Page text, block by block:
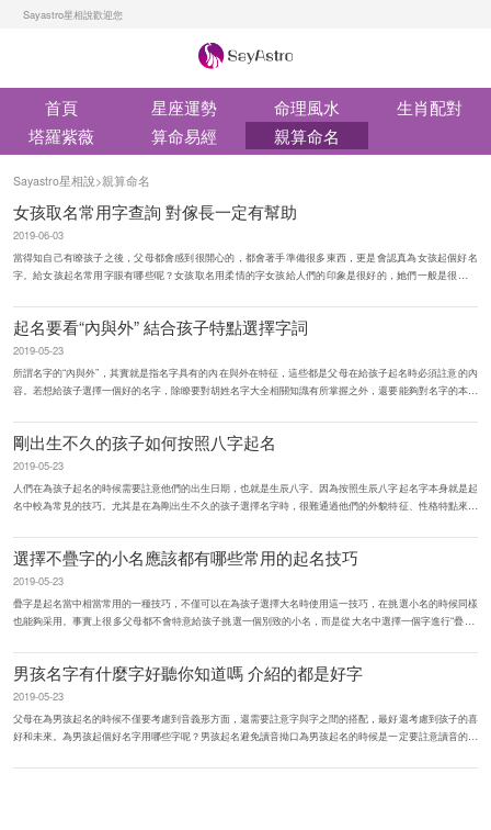
Sayastro星相說歡迎您
首頁 星座運勢 命理風水
生肖配對
塔羅紫薇
算命易經 親算命名
Sayastro星相說>親算命名
女孩取名常用字查詢 對傢長一定有幫助
2019-06-03
當得知自己有瞭孩子之後，父母都會感到很開心的，都會著手準備很多東西，更是會認真為女孩起個好名
字。給女孩起名常用字眼有哪些呢？女孩取名用柔情的字女孩給人們的印象是很好的，她們一般是很溫柔
起名要看“內與外” 結合孩子特點選擇字詞
2019-05-23
所謂名字的“內與外”，其實就是指名字具有的內在與外在特征，這些都是父母在給孩子起名時必須註意的內
容。若想給孩子選擇一個好的名字，除瞭要對胡姓名字大全相關知識有所掌握之外，還要能夠對名字的本質
剛出生不久的孩子如何按照八字起名
2019-05-23
人們在為孩子起名的時候需要註意他們的出生日期，也就是生辰八字。因為按照生辰八字起名字本身就是起
名中較為常見的技巧。尤其是在為剛出生不久的孩子選擇名字時，很難通過他們的外貌特征、性格特點來選
選擇不疊字的小名應該都有哪些常用的起名技巧
2019-05-23
疊字是起名當中相當常用的一種技巧，不僅可以在為孩子選擇大名時使用這一技巧，在挑選小名的時候同樣
也能夠采用。事實上很多父母都不會特意給孩子挑選一個別致的小名，而是從大名中選擇一個字進行“疊字”
男孩名字有什麼字好聽你知道嗎 介紹的都是好字
2019-05-23
父母在為男孩起名的時候不僅要考慮到音義形方面，還需要註意字與字之間的搭配，最好還考慮到孩子的喜
好和未來。為男孩起個好名字用哪些字呢？男孩起名避免讀音拗口為男孩起名的時候是一定要註意讀音的，